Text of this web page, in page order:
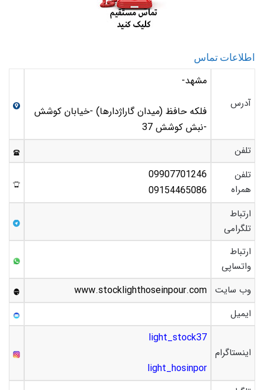
اطلاعات تماس
آدرس
مشهد-
فلکه حافظ (میدان گاراژدارها) -خیابان کوشش
-نبش کوشش 37
تلفن
تلفن
همراه
09907701246
09154465086
ارتباط
تلگرامی
ارتباط
واتساپی
وب سایت www.stocklighthoseinpour.com
ایمیل
اینستاگرام
light_stock37
light_hosinpor